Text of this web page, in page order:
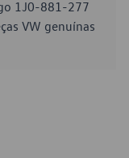
1J0-881-277
VW genuínas